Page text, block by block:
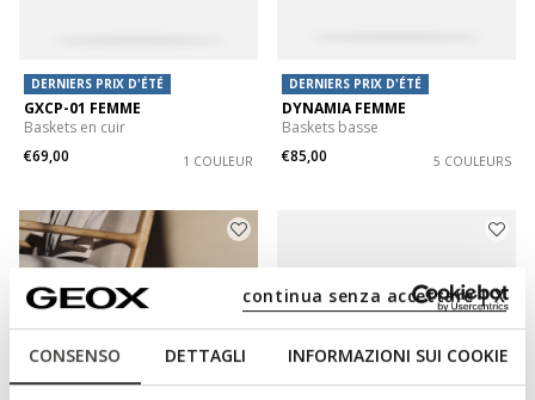
CONSENSO DETTAGLI INFORMAZIONI SUI COOKIE
continua senza accettare | X
DERNIERS PRIX D'ÉTÉ
GXCP-01 FEMME
Baskets en cuir
€69,00
1 COULEUR
DERNIERS PRIX D'ÉTÉ
DYNAMIA FEMME
Baskets basse
€85,00
5 COULEURS